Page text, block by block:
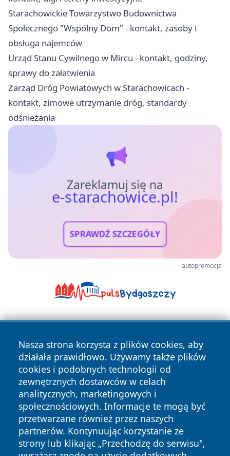
Starachowickie Towarzystwo Budownictwa
Społecznego "Wspólny Dom" - kontakt, zasoby i
obsługa najemców
Urząd Stanu Cywilnego w Mircu - kontakt, godziny,
sprawy do załatwienia
Zarząd Dróg Powiatowych w Starachowicach -
kontakt, zimowe utrzymanie dróg, standardy
odśnieżania
Zareklamuj się na
e-starachowice.pl!
SPRAWDŹ SZCZEGÓŁY
autopromocja
Nasza strona korzysta z plików cookies, aby
działała prawidłowo. Używamy także plików
cookies i podobnych technologii od
zewnętrznych dostawców w celach
analitycznych, marketingowych i
społecznościowych. Informacje te mogą być
przetwarzane również przez naszych
partnerów. Kontynuując korzystanie ze
strony lub klikając „Przechodzę do serwisu",
Copyright © 2026 e-starachowice.pl Wszystkie prawa
zastrzeżone.
News Autorzy
Polityka
Prywatności
Polityka
Cookies